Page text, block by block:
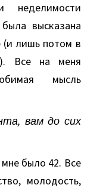
неделимости
высказана
(и лишь потом в
Все на меня
мысль
вам до сих
было 42. Все
молодость,